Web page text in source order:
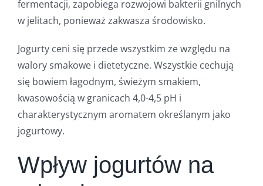
fermentacji, zapobiega rozwojowi bakterii gnilnych
w jelitach, ponieważ zakwasza środowisko.
Jogurty ceni się przede wszystkim ze względu na
walory smakowe i dietetyczne. Wszystkie cechują
się bowiem łagodnym, świeżym smakiem,
kwasowością w granicach 4,0-4,5 pH i
charakterystycznym aromatem określanym jako
jogurtowy.
Wpływ jogurtów na